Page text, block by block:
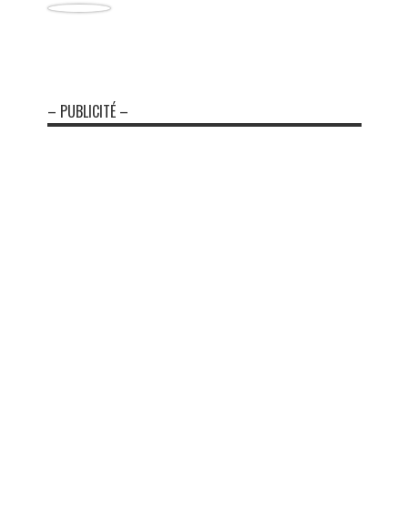
– PUBLICITÉ –